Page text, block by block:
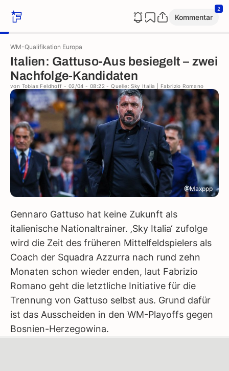
Kommentar
2
WM-Qualifikation Europa
Italien: Gattuso-Aus besiegelt – zwei
Nachfolge-Kandidaten
von Tobias Feldhoff - 02/04 - 08:22 - Quelle: Sky Italia | Fabrizio Romano
@Maxppp
Gennaro Gattuso hat keine Zukunft als
italienische Nationaltrainer. ‚Sky Italia‘ zufolge
wird die Zeit des früheren Mittelfeldspielers als
Coach der Squadra Azzurra nach rund zehn
Monaten schon wieder enden, laut Fabrizio
Romano geht die letztliche Initiative für die
Trennung von Gattuso selbst aus. Grund dafür
ist das Ausscheiden in den WM-Playoffs gegen
Bosnien-Herzegowina.